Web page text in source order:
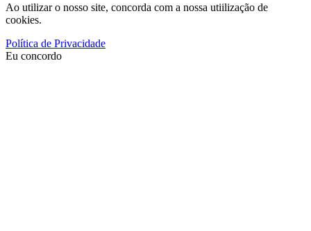
Ao utilizar o nosso site, concorda com a nossa utiilização de
cookies.
Política de Privacidade
Eu concordo